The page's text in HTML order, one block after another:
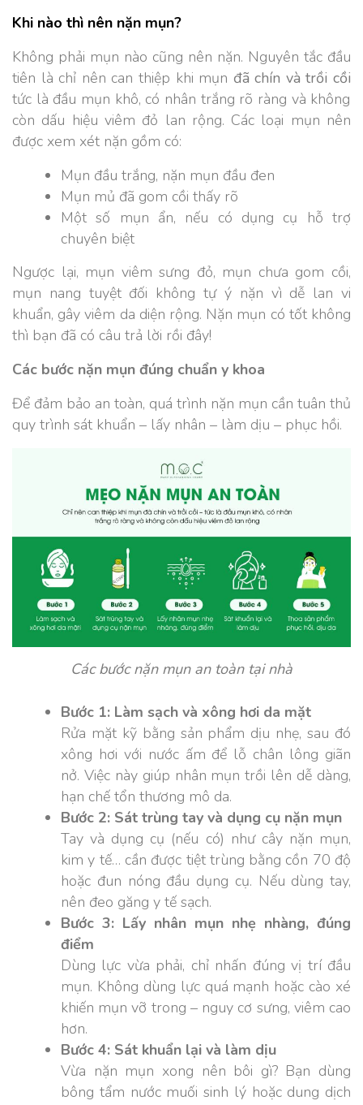
Khi nào thì nên nặn mụn?
Không phải mụn nào cũng nên nặn. Nguyên tắc đầu
tiên là chỉ nên can thiệp khi mụn đã chín và trồi cồi
tức là đầu mụn khô, có nhân trắng rõ ràng và không
còn dấu hiệu viêm đỏ lan rộng. Các loại mụn nên
được xem xét nặn gồm có:
Mụn đầu trắng, nặn mụn đầu đen
Mụn mủ đã gom cồi thấy rõ
Một số mụn ẩn, nếu có dụng cụ hỗ trợ
chuyên biệt
Ngược lại, mụn viêm sưng đỏ, mụn chưa gom cồi,
mụn nang tuyệt đối không tự ý nặn vì dễ lan vi
khuẩn, gây viêm da diện rộng. Nặn mụn có tốt không
thì bạn đã có câu trả lời rồi đây!
Các bước nặn mụn đúng chuẩn y khoa
Để đảm bảo an toàn, quá trình nặn mụn cần tuân thủ
quy trình sát khuẩn – lấy nhân – làm dịu – phục hồi.
Các bước nặn mụn an toàn tại nhà
Bước 1: Làm sạch và xông hơi da mặt
Rửa mặt kỹ bằng sản phẩm dịu nhẹ, sau đó
xông hơi với nước ấm để lỗ chân lông giãn
nở. Việc này giúp nhân mụn trồi lên dễ dàng,
hạn chế tổn thương mô da.
Bước 2: Sát trùng tay và dụng cụ nặn mụn
Tay và dụng cụ (nếu có) như cây nặn mụn,
kim y tế… cần được tiệt trùng bằng cồn 70 độ
hoặc đun nóng đầu dụng cụ. Nếu dùng tay,
nên đeo găng y tế sạch.
Bước 3: Lấy nhân mụn nhẹ nhàng, đúng
điểm
Dùng lực vừa phải, chỉ nhấn đúng vị trí đầu
mụn. Không dùng lực quá mạnh hoặc cào xé
khiến mụn vỡ trong – nguy cơ sưng, viêm cao
hơn.
Bước 4: Sát khuẩn lại và làm dịu
Vừa nặn mụn xong nên bôi gì? Bạn dùng
bông tẩm nước muối sinh lý hoặc dung dịch